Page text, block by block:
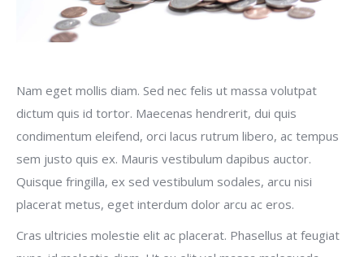
Nam eget mollis diam. Sed nec felis ut massa volutpat
dictum quis id tortor. Maecenas hendrerit, dui quis
condimentum eleifend, orci lacus rutrum libero, ac tempus
sem justo quis ex. Mauris vestibulum dapibus auctor.
Quisque fringilla, ex sed vestibulum sodales, arcu nisi
placerat metus, eget interdum dolor arcu ac eros.
Cras ultricies molestie elit ac placerat. Phasellus at feugiat